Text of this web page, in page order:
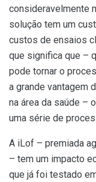
consideravelmente
solução tem um
custos de ensaios
que significa que –
pode tornar o
a grande vantagem
na área da saúde –
uma série de
A iLof – premiada
– tem um impacto
que já foi testado